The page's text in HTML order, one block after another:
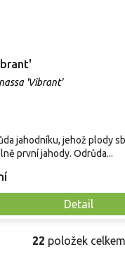
'Vibrant'
Detail
jahodníku, jehož plody
první jahody. Odrůda...
O
22 položek celkem